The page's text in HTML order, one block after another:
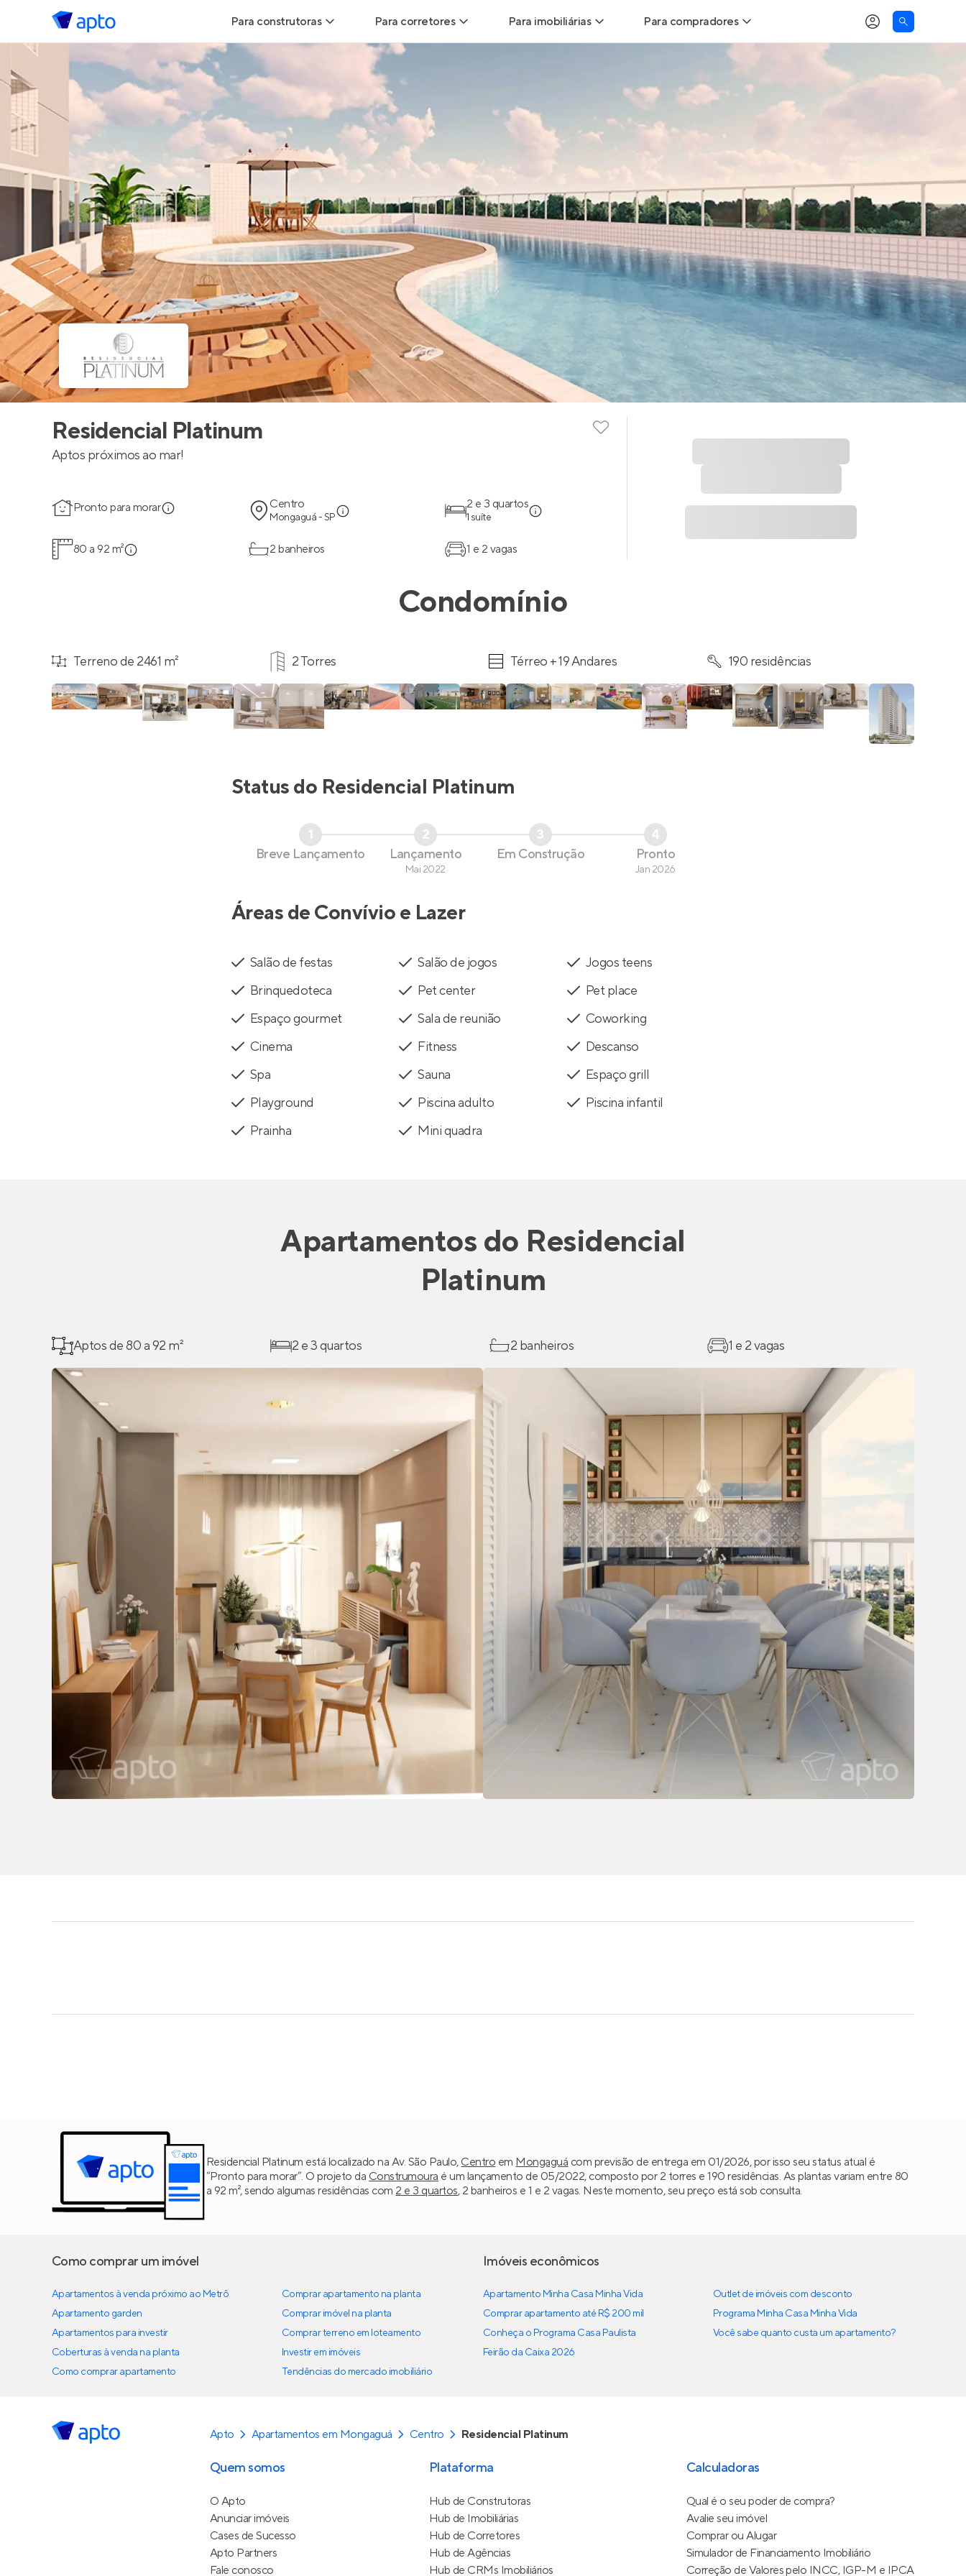
Para construtoras
Geração de Leads
Geração de Visitas
Geração de Vendas
Maiores Construtoras
Parcerias Imobiliárias
Anunciar Imóveis
Para corretores
Corretor+
Parcerias imobiliárias
Perfil Verificado
Anunciar imóveis
Para imobiliárias
Hub de imobiliárias
Anunciar imóveis
Para compradores
Calcule seu Poder de Compra
Simulador de Financiamento
Encontre um corretor
Residencial Platinum
Aptos próximos ao mar!
Pronto para morar Centro
Mongaguá - SP
2 e 3 quartos
1 suíte
80 a 92 m² 2 banheiros 1 e 2 vagas
Condomínio
Terreno de 2461 m² 2 Torres Térreo + 19 Andares 190 residências
Status do Residencial Platinum
1
Breve Lançamento
2
Lançamento
Mai 2022
3
Em Construção
4
Pronto
Jan 2026
Áreas de Convívio e Lazer
Salão de festas Salão de jogos
Jogos teens
Brinquedoteca
Pet center
Pet place
Espaço gourmet
Sala de reunião
Coworking
Cinema
Fitness
Descanso
Spa
Sauna
Espaço grill
Playground
Piscina adulto
Piscina infantil
Prainha
Mini quadra
Apartamentos do Residencial
Platinum
Aptos de 80 a 92 m² 2 e 3 quartos 2 banheiros 1 e 2 vagas
Residencial Platinum está localizado na Av. São Paulo, Centro em Mongaguá com previsão de entrega em 01/2026, por isso seu status atual é
“Pronto para morar”. O projeto da Construmoura é um lançamento de 05/2022, composto por 2 torres e 190 residências. As plantas variam entre 80
a 92 m², sendo algumas residências com 2 e 3 quartos, 2 banheiros e 1 e 2 vagas. Neste momento, seu preço está sob consulta.
Como comprar um imóvel
Apartamentos à venda próximo ao Metrô
Apartamento garden
Apartamentos para investir
Coberturas à venda na planta
Como comprar apartamento
Comprar apartamento na planta
Comprar imóvel na planta
Comprar terreno em loteamento
Investir em imóveis
Tendências do mercado imobiliário
Imóveis econômicos
Apartamento Minha Casa Minha Vida
Comprar apartamento até R$ 200 mil
Conheça o Programa Casa Paulista
Feirão da Caixa 2026
Outlet de imóveis com desconto
Programa Minha Casa Minha Vida
Você sabe quanto custa um apartamento?
Apto Apartamentos em Mongaguá Centro Residencial Platinum
Quem somos
O Apto
Anunciar imóveis
Cases de Sucesso
Apto Partners
Fale conosco
Plataforma
Hub de Construtoras
Hub de Imobiliárias
Hub de Corretores
Hub de Agências
Hub de CRMs Imobiliários
Calculadoras
Qual é o seu poder de compra?
Avalie seu imóvel
Comprar ou Alugar
Simulador de Financiamento Imobiliário
Correção de Valores pelo INCC, IGP-M e IPCA